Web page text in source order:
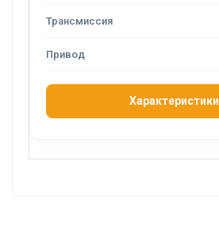
Характеристики